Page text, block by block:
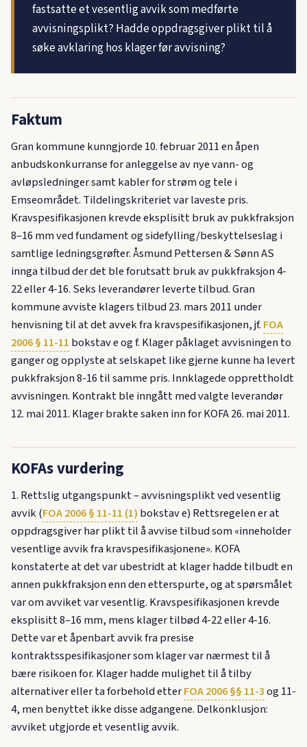
fastsatte et vesentlig avvik som medførte
avvisningsplikt? Hadde oppdragsgiver plikt til å
søke avklaring hos klager før avvisning?
Faktum
Gran kommune kunngjorde 10. februar 2011 en åpen
anbudskonkurranse for anleggelse av nye vann- og
avløpsledninger samt kabler for strøm og tele i
Emseområdet. Tildelingskriteriet var laveste pris.
Kravspesifikasjonen krevde eksplisitt bruk av pukkfraksjon
8–16 mm ved fundament og sidefylling/beskyttelseslag i
samtlige ledningsgrøfter. Åsmund Pettersen & Sønn AS
innga tilbud der det ble forutsatt bruk av pukkfraksjon 4-
22 eller 4-16. Seks leverandører leverte tilbud. Gran
kommune avviste klagers tilbud 23. mars 2011 under
henvisning til at det avvek fra kravspesifikasjonen, jf. FOA
2006 § 11-11 bokstav e og f. Klager påklaget avvisningen to
ganger og opplyste at selskapet like gjerne kunne ha levert
pukkfraksjon 8-16 til samme pris. Innklagede opprettholdt
avvisningen. Kontrakt ble inngått med valgte leverandør
12. mai 2011. Klager brakte saken inn for KOFA 26. mai 2011.
KOFAs vurdering
1. Rettslig utgangspunkt – avvisningsplikt ved vesentlig
avvik (FOA 2006 § 11-11 (1) bokstav e) Rettsregelen er at
oppdragsgiver har plikt til å avvise tilbud som «inneholder
vesentlige avvik fra kravspesifikasjonene». KOFA
konstaterte at det var ubestridt at klager hadde tilbudt en
annen pukkfraksjon enn den etterspurte, og at spørsmålet
var om avviket var vesentlig. Kravspesifikasjonen krevde
eksplisitt 8–16 mm, mens klager tilbød 4-22 eller 4-16.
Dette var et åpenbart avvik fra presise
kontraktsspesifikasjoner som klager var nærmest til å
bære risikoen for. Klager hadde mulighet til å tilby
alternativer eller ta forbehold etterFOA 2006 §§ 11-3og 11-
4, men benyttet ikke disse adgangene. Delkonklusjon:
avviket utgjorde et vesentlig avvik.